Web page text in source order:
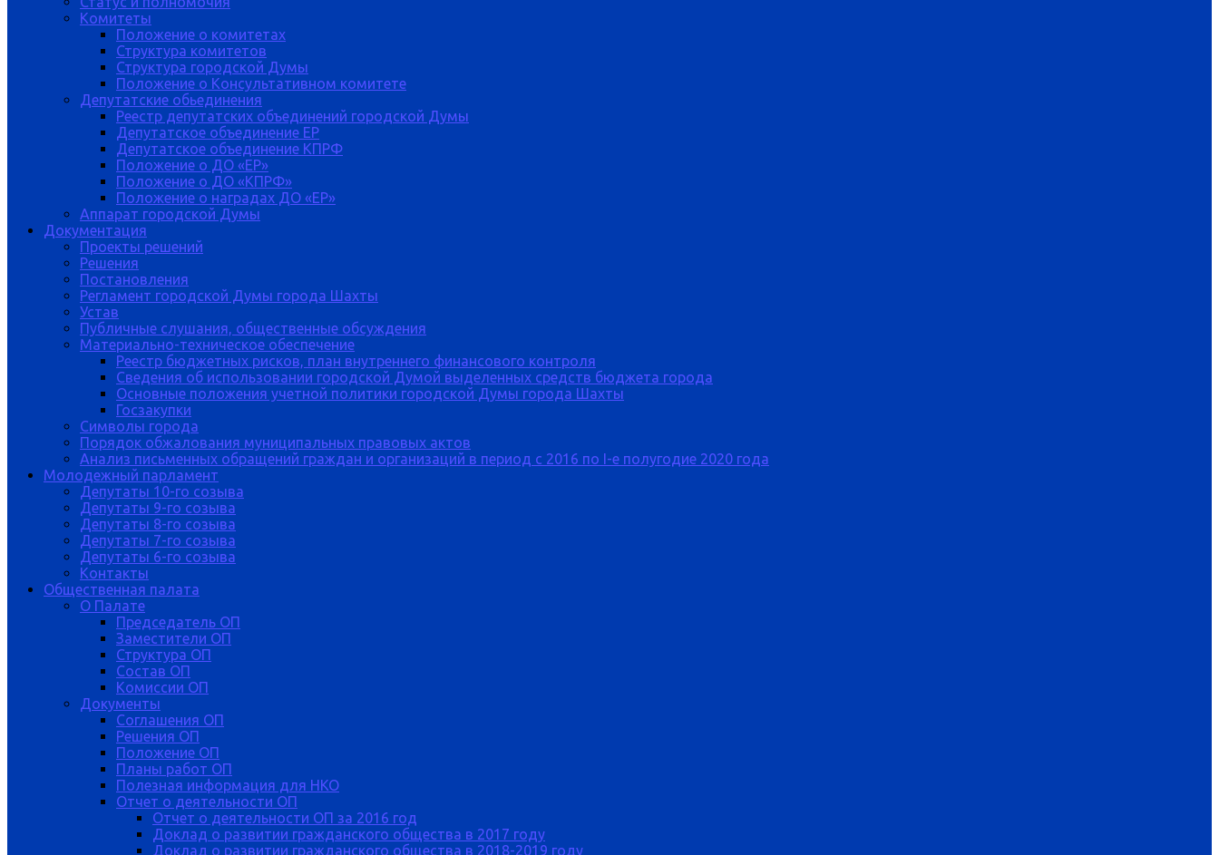
Комитеты
Положение о комитетах
Структура комитетов
Структура городской Думы
Положение о Консультативном комитете
Депутатские обьединения
Реестр депутатских объединений городской Думы
Депутатское объединение ЕР
Депутатское объединение КПРФ
Положение о ДО «ЕР»
Положение о ДО «КПРФ»
Положение о наградах ДО «ЕР»
Аппарат городской Думы
Документация
Проекты решений
Решения
Постановления
Регламент городской Думы города Шахты
Устав
Публичные слушания, общественные обсуждения
Материально-техническое обеспечение
Реестр бюджетных рисков, план внутреннего финансового контроля
Сведения об использовании городской Думой выделенных средств бюджета города
Основные положения учетной политики городской Думы города Шахты
Госзакупки
Символы города
Порядок обжалования муниципальных правовых актов
Анализ письменных обращений граждан и организаций в период с 2016 по I-е полугодие 2020 года
Молодежный парламент
Депутаты 10-го созыва
Депутаты 9-го созыва
Депутаты 8-го созыва
Депутаты 7-го созыва
Депутаты 6-го созыва
Контакты
Общественная палата
О Палате
Председатель ОП
Заместители ОП
Структура ОП
Состав ОП
Комиссии ОП
Документы
Соглашения ОП
Решения ОП
Положение ОП
Планы работ ОП
Полезная информация для НКО
Отчет о деятельности ОП
Отчет о деятельности ОП за 2016 год
Доклад о развитии гражданского общества в 2017 году
Доклад о развитии гражданского общества в 2018-2019 году